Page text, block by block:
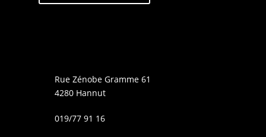
Rue Zénobe Gramme 61
4280 Hannut
019/77 91 16